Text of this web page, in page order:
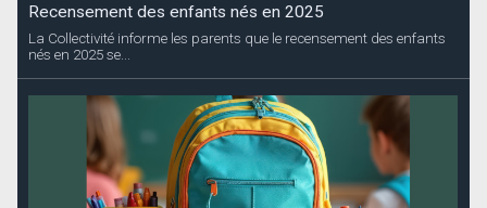
Recensement des enfants nés en 2025
La Collectivité informe les parents que le recensement des enfants
nés en 2025 se...